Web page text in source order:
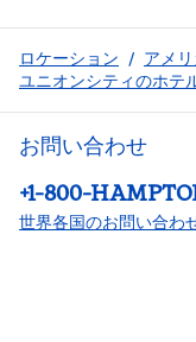
ロケーション / アメ
ユニオンシティのホテ
お問い合わせ
電話：
+1-800-
世界各国のお問い合わ